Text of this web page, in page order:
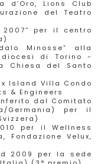
d’Oro, Lions Club
del Teatro
2007” per il centro
Minosse” alla
di Torino -
Chiesa del Santo
Island Villa Condo
& Engineers
dal Comitato
Germania) per il
per il Wellness
Fondazione Velux,
2009 per la sede